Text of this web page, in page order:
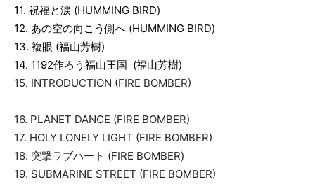
11. 祝福と涙 (HUMMING BIRD)
12. あの空の向こう側へ (HUMMING BIRD)
13. 複眼 (福山芳樹)
14. 1192作ろう福山王国 (福山芳樹)
15. INTRODUCTION (FIRE BOMBER)
16. PLANET DANCE (FIRE BOMBER)
17. HOLY LONELY LIGHT (FIRE BOMBER)
18. 突撃ラブハート (FIRE BOMBER)
19. SUBMARINE STREET (FIRE BOMBER)